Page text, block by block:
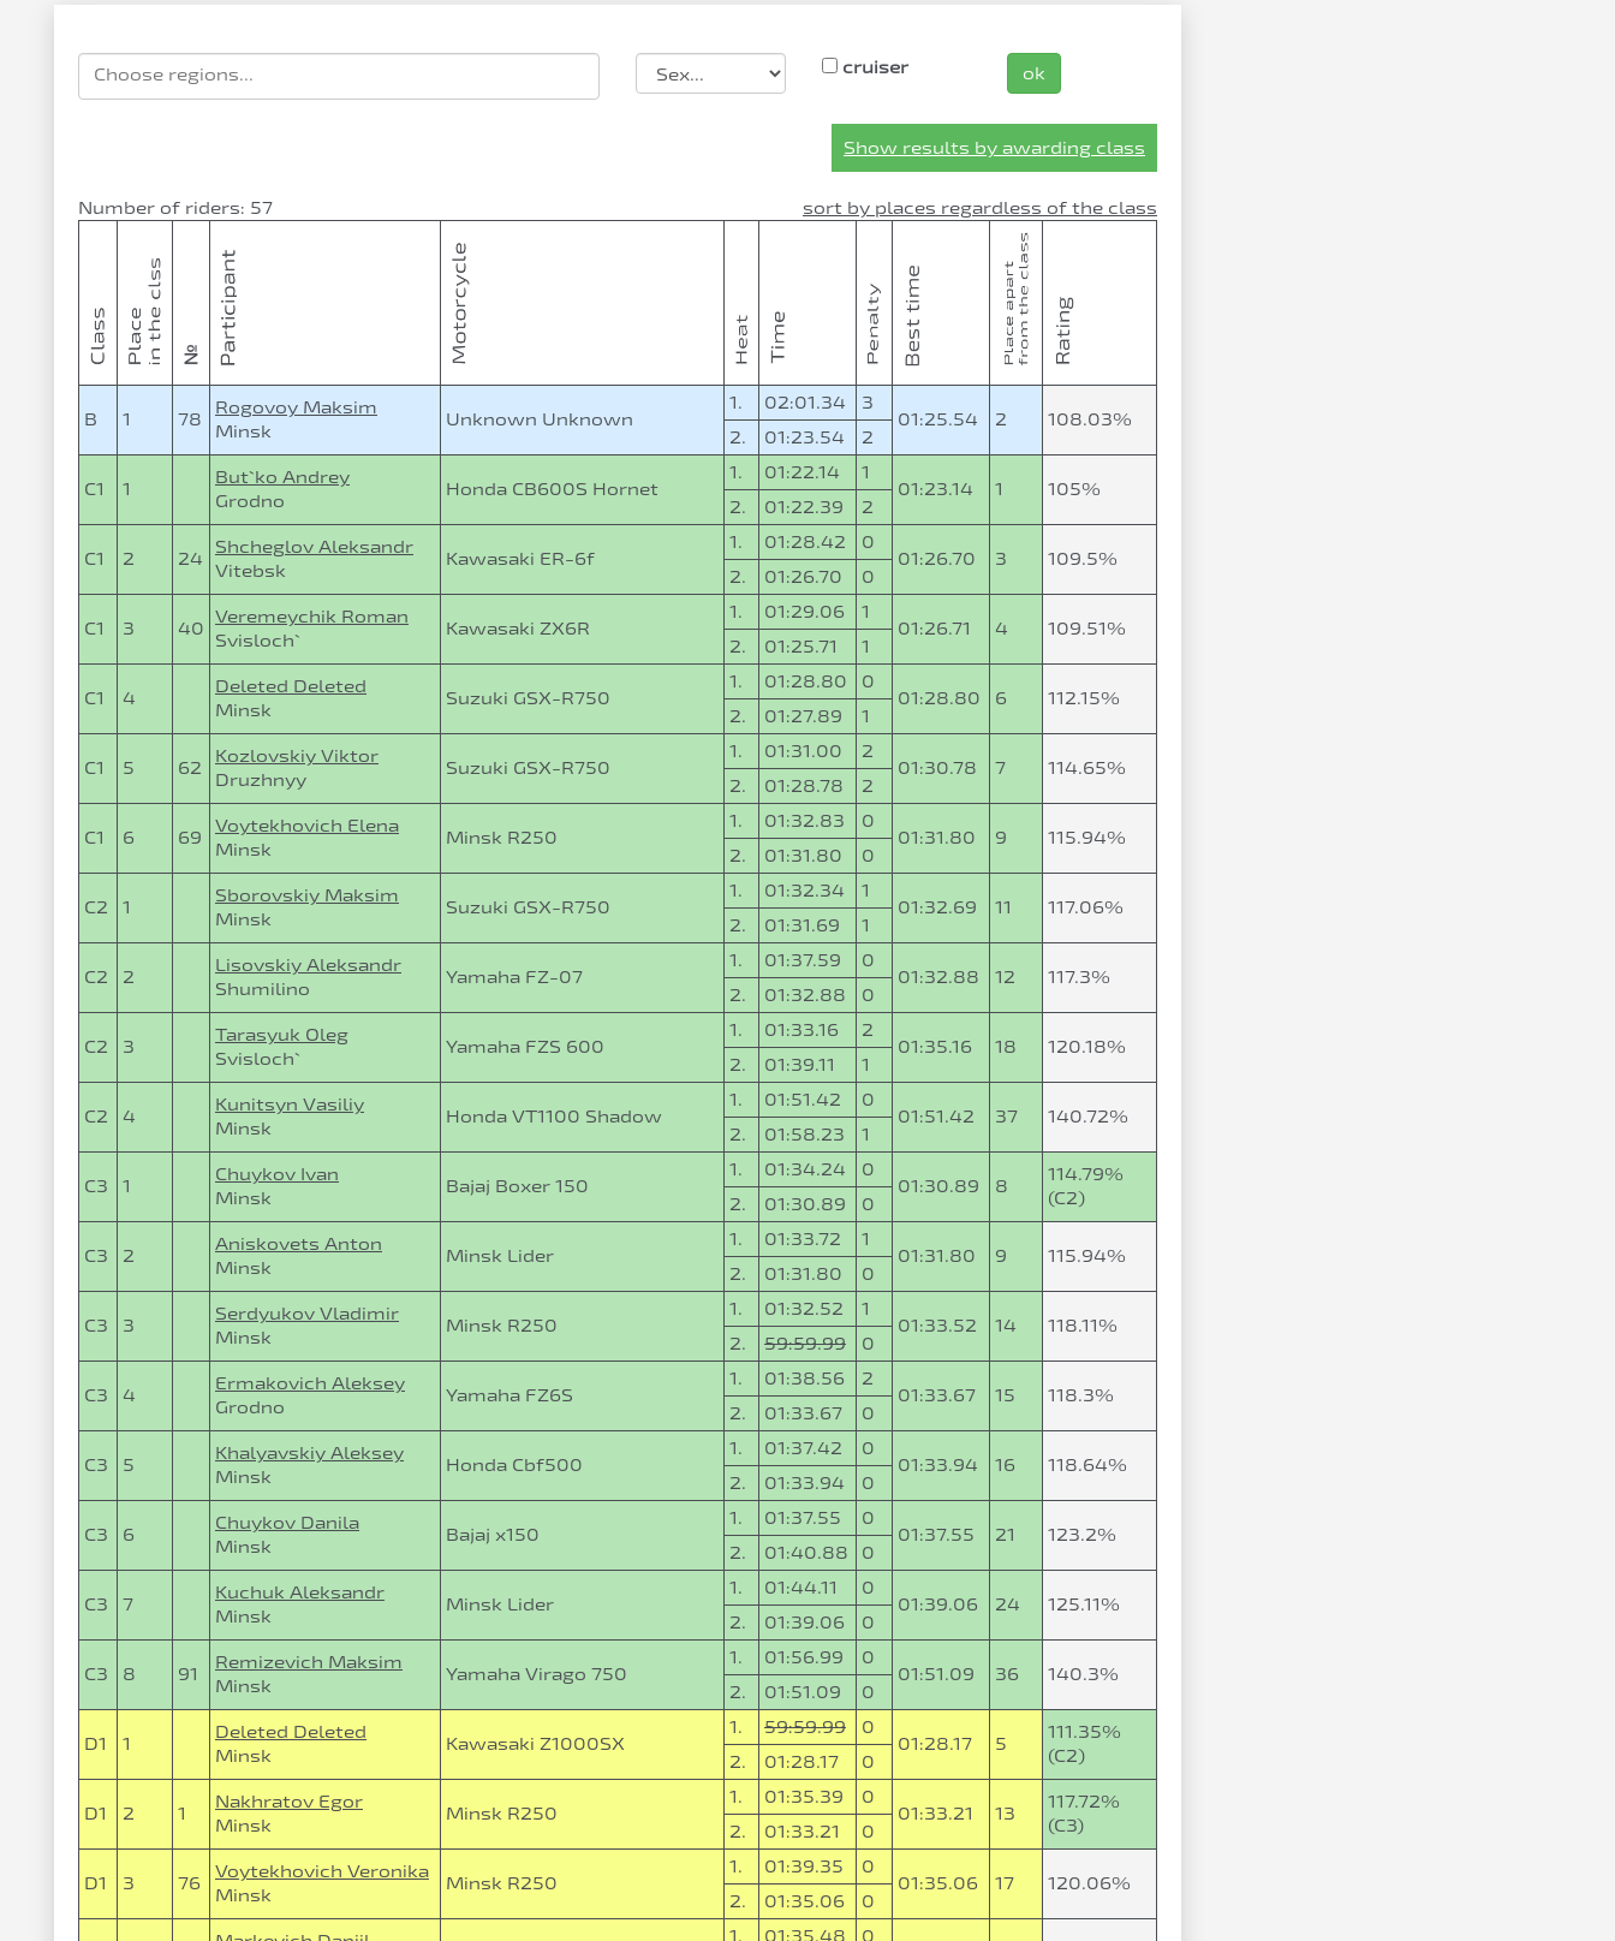
cruiser ok
Show results by awarding class
Number of riders: 57 sort by places regardless of the class
B 1 78
Rogovoy Maksim
Minsk
Unknown Unknown
1. 02:01.34
3
01:25.54
2
108.03%
2.
01:23.54 2
C1 1
But`ko Andrey
Grodno
Honda CB600S Hornet
1. 01:22.14
1
01:23.14
1
105%
2.
01:22.39 2
C1 2 24
Shcheglov Aleksandr
Vitebsk
Kawasaki ER-6f
1. 01:28.42
0
01:26.70
3
109.5%
2.
01:26.70 0
C1 3 40
Veremeychik Roman
Svisloch`
Kawasaki ZX6R
1. 01:29.06
1
01:26.71
4
109.51%
2.
01:25.71 1
C1 4
Deleted Deleted
Minsk
Suzuki GSX-R750
1. 01:28.80
0
01:28.80
6
112.15%
2.
01:27.89 1
C1 5 62
Kozlovskiy Viktor
Druzhnyy
Suzuki GSX-R750
1. 01:31.00
2
01:30.78
7
114.65%
2.
01:28.78 2
C1 6 69
Voytekhovich Elena
Minsk
Minsk R250
1. 01:32.83
0
01:31.80
9
115.94%
2.
01:31.80 0
C2 1
Sborovskiy Maksim
Minsk
Suzuki GSX-R750
1. 01:32.34
1
01:32.69
11
117.06%
2.
01:31.69 1
C2 2
Lisovskiy Aleksandr
Shumilino
Yamaha FZ-07
1. 01:37.59
0
01:32.88
12
117.3%
2.
01:32.88 0
C2 3
Tarasyuk Oleg
Svisloch`
Yamaha FZS 600
1. 01:33.16
2
01:35.16
18
120.18%
2.
01:39.11 1
C2 4
Kunitsyn Vasiliy
Minsk
Honda VT1100 Shadow
1. 01:51.42
0
01:51.42
37
140.72%
2.
01:58.23 1
C3 1
Chuykov Ivan
Minsk
Bajaj Boxer 150
1. 01:34.24
0
01:30.89
8
114.79%
(C2)
2. 01:30.89 0
C3 2
Aniskovets Anton
Minsk
Minsk Lider
1. 01:33.72
1
01:31.80
9
115.94%
2.
01:31.80 0
C3 3
Serdyukov Vladimir
Minsk
Minsk R250
1. 01:32.52
1
01:33.52
14
118.11%
2.
59:59.99 0
C3 4
Ermakovich Aleksey
Grodno
Yamaha FZ6S
1. 01:38.56
2
01:33.67
15
118.3%
2.
01:33.67 0
C3 5
Khalyavskiy Aleksey
Minsk
Honda Cbf500
1. 01:37.42
0
01:33.94
16
118.64%
2.
01:33.94 0
C3 6
Chuykov Danila
Minsk
Bajaj x150
1. 01:37.55
0
01:37.55
21
123.2%
2.
01:40.88 0
C3 7
Kuchuk Aleksandr
Minsk
Minsk Lider
1. 01:44.11
0
01:39.06
24
125.11%
2.
01:39.06 0
C3 8 91
Remizevich Maksim
Minsk
Yamaha Virago 750
1. 01:56.99
0
01:51.09
36
140.3%
2.
01:51.09 0
D1 1
Deleted Deleted
Minsk
Kawasaki Z1000SX
1. 59:59.99
0
01:28.17
5
111.35%
(C2)
2. 01:28.17 0
D1 2 1
Nakhratov Egor
Minsk
Minsk R250
1. 01:35.39
0
01:33.21
13
117.72%
(C3)
2. 01:33.21 0
D1 3 76
Voytekhovich Veronika
Minsk
Minsk R250
1. 01:39.35
0
01:35.06
17
120.06%
2.
01:35.06
0
1. 01:35.48 0